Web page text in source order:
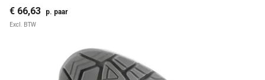
€ 66,63 p. paar
Excl. BTW